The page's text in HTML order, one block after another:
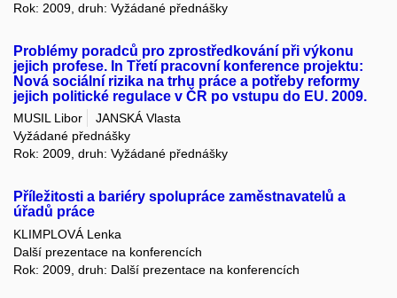
Rok: 2009, druh: Vyžádané přednášky
Problémy poradců pro zprostředkování při výkonu
jejich profese. In Třetí pracovní konference projektu:
Nová sociální rizika na trhu práce a potřeby reformy
jejich politické regulace v ČR po vstupu do EU. 2009.
MUSIL Libor
JANSKÁ Vlasta
Vyžádané přednášky
Rok: 2009, druh: Vyžádané přednášky
Příležitosti a bariéry spolupráce zaměstnavatelů a
úřadů práce
KLIMPLOVÁ Lenka
Další prezentace na konferencích
Rok: 2009, druh: Další prezentace na konferencích